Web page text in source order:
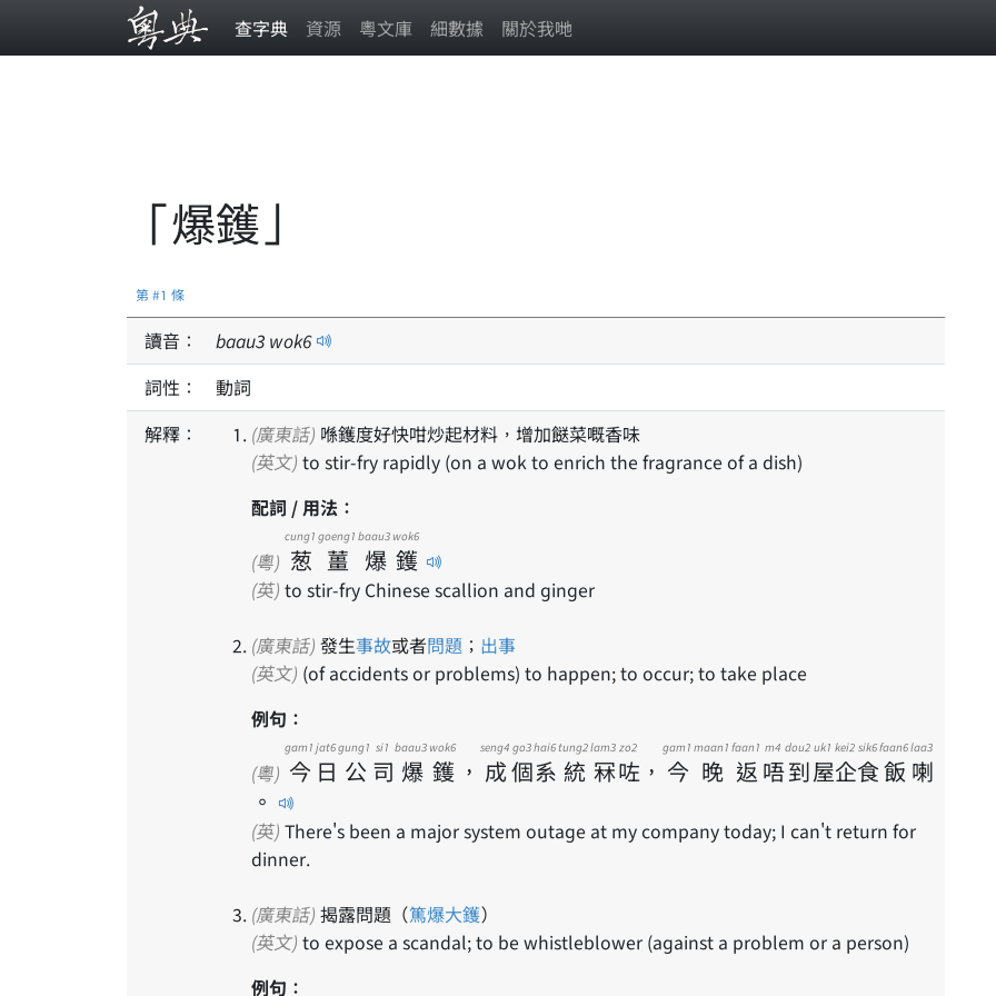
查字典 資源 粵文庫 細數據 關於我哋
「爆鑊」
第 #1 條
讀音： baau3 wok6
詞性：
動詞
解釋：
(廣東話) 喺鑊度好快咁炒起材料，增加餸菜嘅香味
(英文) to stir-fry rapidly (on a wok to enrich the fragrance of a dish)
配詞 / 用法：
(粵) 葱
cung1
薑
goeng1
爆
baau3
鑊
wok6
(英) to stir-fry Chinese scallion and ginger
(廣東話) 發生事故或者問題 ； 出事
(英文) (of accidents or problems) to happen; to occur; to take place
例句：
(粵) 今
gam1
日
jat6
公
gung1
司
si1
爆
baau3
鑊
wok6
， 成
seng4
個
go3
系
hai6
統
tung2
冧
lam3
咗
zo2
， 今
gam1
晚
maan1
返
faan1
唔
m4
到
dou2
屋
uk1
企
kei2
食
sik6
飯
faan6
喇
laa3
。
(英) There's been a major system outage at my company today; I can't return for
dinner.
(廣東話) 揭露問題（篤爆大鑊）
(英文) to expose a scandal; to be whistleblower (against a problem or a person)
例句：